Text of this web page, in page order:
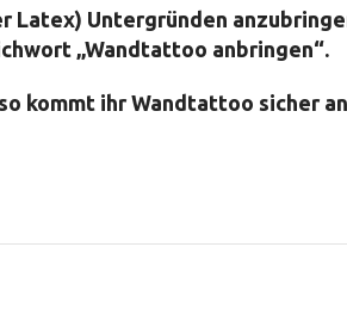
Untergründen
„Wandtattoo anbringen“.
kommt ihr Wandtattoo sicher